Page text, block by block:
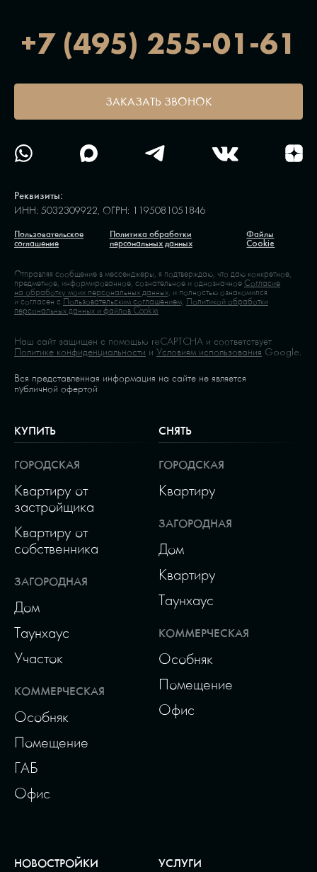
КУПИТЬ
ГОРОДСКАЯ
Квартиру от
застройщика
Квартиру от
собственника
ЗАГОРОДНАЯ
Дом
Таунхаус
Участок
КОММЕРЧЕСКАЯ
Особняк
Помещение
ГАБ
Офис
СНЯТЬ
ГОРОДСКАЯ
Квартиру
ЗАГОРОДНАЯ
Дом
Квартиру
Таунхаус
КОММЕРЧЕСКАЯ
Особняк
Помещение
Офис
НОВОСТРОЙКИ УСЛУГИ
+7 (495) 255-01-61
ЗАКАЗАТЬ ЗВОНОК
Реквизиты:
ИНН: 5032309922, ОГРН: 1195081051846
Пользовательское
соглашение
Политика обработки
персональных данных
Файлы
Cookie
Отправляя сообщение в мессенджеры, я подтверждаю, что даю конкретное,
предметное, информированное, сознательное и однозначноеСогласие
на обработку моих персональных данных, и полностью ознакомился
и согласен сПользовательским соглашением, Политикой обработки
персональных данных и файлов Cookie
Наш сайт защищен с помощью reCAPTCHA и соответствует
Политике конфиденциальности и Условиям использования Google.
Вся представленная информация на сайте не является
публичной офертой